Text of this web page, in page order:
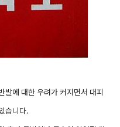
발에 대한 우려가 커지면서 대피
습니다.